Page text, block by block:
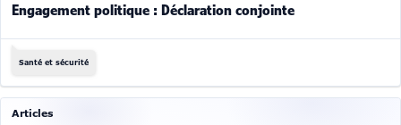
Engagement politique : Déclaration conjointe
Santé et sécurité
Articles